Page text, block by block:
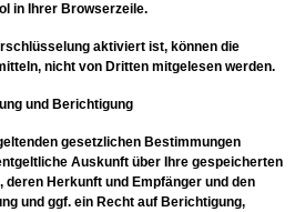
in Ihrer Browserzeile.
aktiviert ist, können die
nicht von Dritten mitgelesen werden.
und Berichtigung
gesetzlichen Bestimmungen
Auskunft über Ihre gespeicherten
deren Herkunft und Empfänger und den
und ggf. ein Recht auf Berichtigung,